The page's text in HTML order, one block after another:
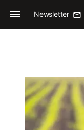
Newsletter